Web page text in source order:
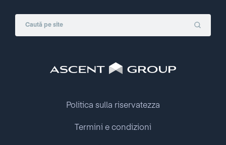
Politica sulla riservatezza
Termini e condizioni